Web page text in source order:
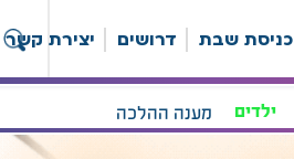
כניסת שבת דרושים יצירת קשר
ילדים מענה ההלכה